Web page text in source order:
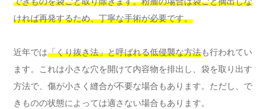
ければ再発するため、丁寧な手術が必要です。
近年では「くり抜き法」と呼ばれる低侵襲な方法も行われてい
ます。これは小さな穴を開けて内容物を排出し、袋を取り出す
方法で、傷が小さく縫合が不要な場合もあります。ただし、で
きものの状態によっては適さない場合もあります。